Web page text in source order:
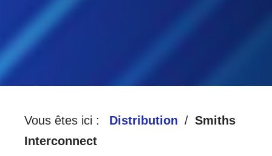
Vous êtes ici : Distribution
Smiths
Interconnect